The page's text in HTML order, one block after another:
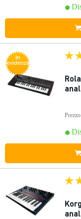
In
evidenza